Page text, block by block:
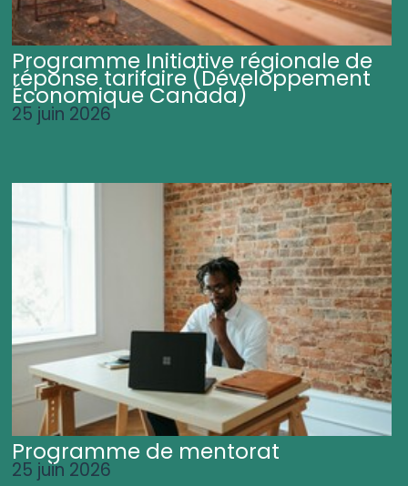
Programme Initiative régionale de
réponse tarifaire (Développement
Économique Canada)
25 juin 2026
Programme de mentorat
25 juin 2026